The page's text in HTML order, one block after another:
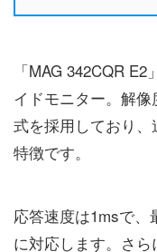
「MAG 342CQR
イドモニター。解
式を採用しており
特徴です。
応答速度は1msで、
に対応します。さ